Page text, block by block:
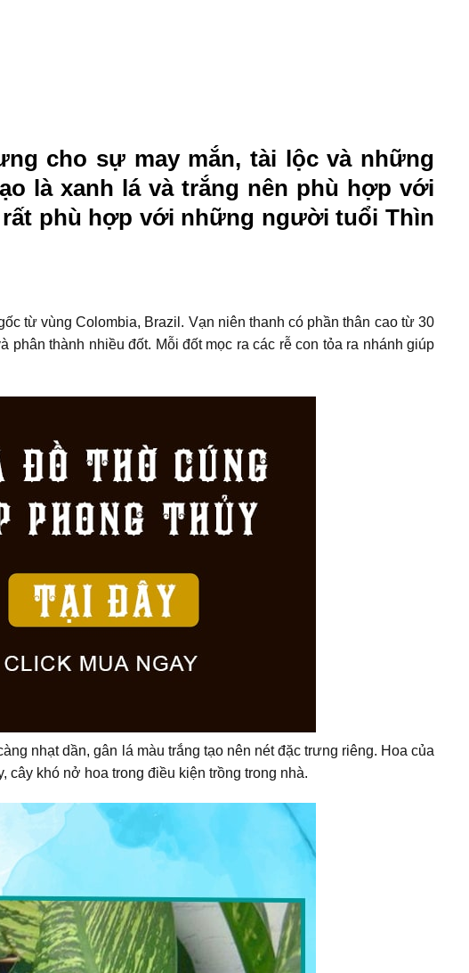
cho sự may mắn, tài lộc và những
là xanh lá và trắng nên phù hợp với
phù hợp với những người tuổi Thìn
từ vùng Colombia, Brazil. Vạn niên thanh có phần thân cao từ 30
thành nhiều đốt. Mỗi đốt mọc ra các rễ con tỏa ra nhánh giúp
nhạt dần, gân lá màu trắng tạo nên nét đặc trưng riêng. Hoa của
khó nở hoa trong điều kiện trồng trong nhà.